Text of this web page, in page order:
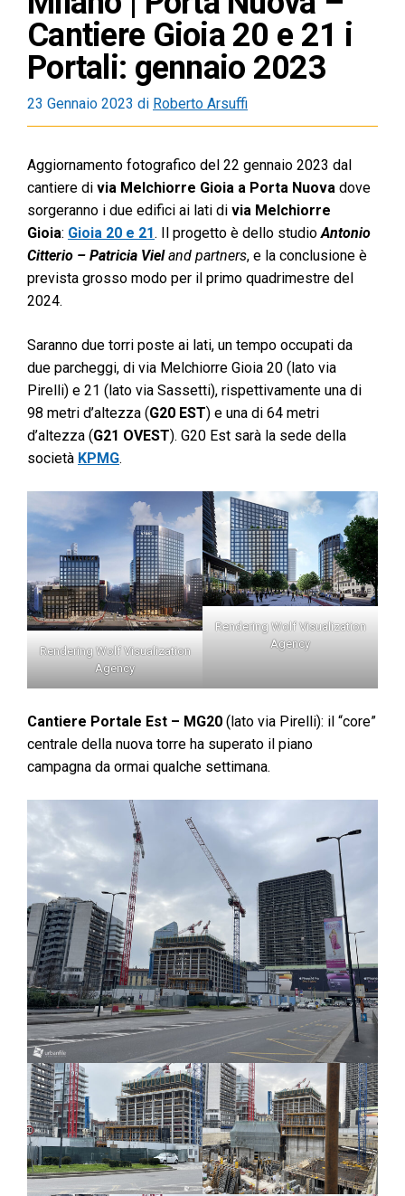
Cantiere Gioia 20 e 21 i
Portali: gennaio 2023
23 Gennaio 2023 di Roberto Arsuffi
Aggiornamento fotografico del 22 gennaio 2023 dal
cantiere di via Melchiorre Gioia a Porta Nuova dove
sorgeranno i due edifici ai lati di via Melchiorre
Gioia: Gioia 20 e 21. Il progetto è dello studioAntonio
Citterio – Patricia Vieland partners, e la conclusione è
prevista grosso modo per il primo quadrimestre del
2024.
Saranno due torri poste ai lati, un tempo occupati da
due parcheggi, di via Melchiorre Gioia 20 (lato via
Pirelli) e 21 (lato via Sassetti), rispettivamente una di
98 metri d’altezza (G20 EST) e una di 64 metri
d’altezza (G21 OVEST). G20 Est sarà la sede della
società KPMG.
Rendering Wolf Visualization
Agency
Rendering Wolf Visualization
Agency
Cantiere Portale Est – MG20 (lato via Pirelli): il “core”
centrale della nuova torre ha superato il piano
campagna da ormai qualche settimana.